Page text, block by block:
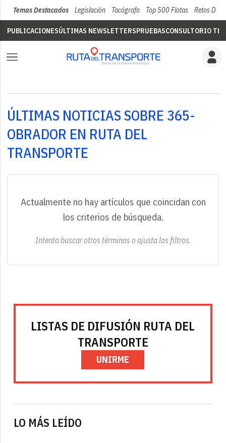
Temas Destacados Legislación Tacógrafo Top 500 Flotas Retos Del
PUBLICACIONESÚLTIMAS NEWSLETTERSPRUEBASCONSULTORIO
ÚLTIMAS NOTICIAS SOBRE 365-
OBRADOR EN RUTA DEL
TRANSPORTE
Actualmente no hay artículos que coincidan con
los criterios de búsqueda.
Intenta buscar otros términos o ajusta los filtros.
LISTAS DE DIFUSIÓN RUTA DEL
TRANSPORTE
UNIRME
LO MÁS LEÍDO